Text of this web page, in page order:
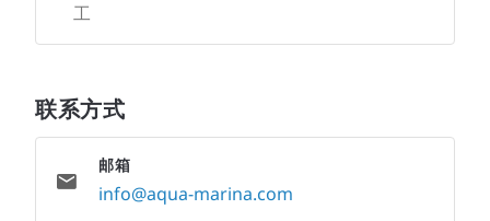
工
联系方式
邮箱
info@aqua-marina.com